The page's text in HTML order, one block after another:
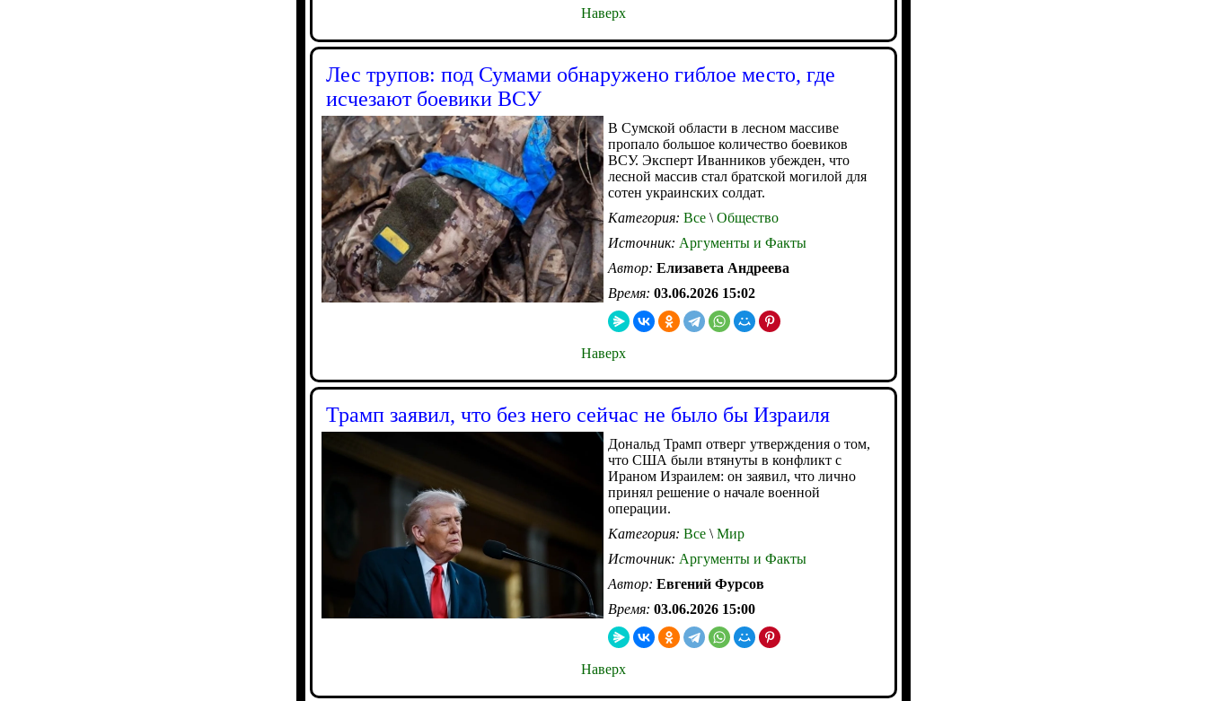
Наверх
Лес трупов: под Сумами обнаружено гиблое место, где
исчезают боевики ВСУ
В Сумской области в лесном массиве
пропало большое количество боевиков
ВСУ. Эксперт Иванников убежден, что
лесной массив стал братской могилой для
сотен украинских солдат.
Категория: Все \ Общество
Источник: Аргументы и Факты
Автор: Елизавета Андреева
Время: 03.06.2026 15:02
Наверх
Трамп заявил, что без него сейчас не было бы Израиля
Дональд Трамп отверг утверждения о том,
что США были втянуты в конфликт с
Ираном Израилем: он заявил, что лично
принял решение о начале военной
операции.
Категория: Все \ Мир
Источник: Аргументы и Факты
Автор: Евгений Фурсов
Время: 03.06.2026 15:00
Наверх